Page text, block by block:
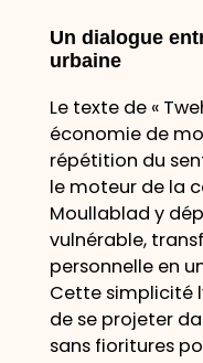
Un dialogue
urbaine
Le texte de «
économie de
répétition du
le moteur de la
Moullablad y
vulnérable,
personnelle en
Cette simplicité
de se projeter
sans fioritures